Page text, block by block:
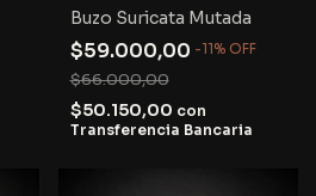
Buzo Suricata Mutada
$59.000,00 -11% OFF
$66.000,00
$50.150,00 con
Transferencia Bancaria